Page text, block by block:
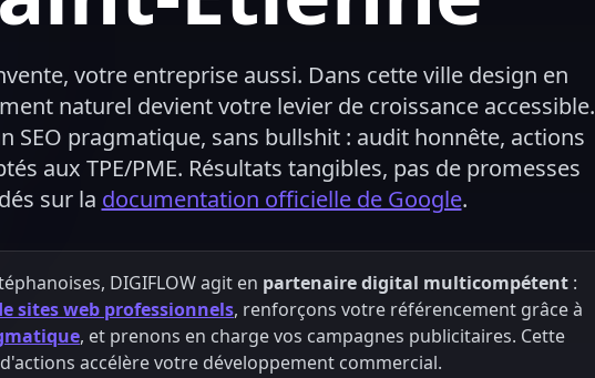
votre entreprise aussi. Dans cette ville design en
naturel devient votre levier de croissance accessible.
SEO pragmatique, sans bullshit : audit honnête, actions
aux TPE/PME. Résultats tangibles, pas de promesses
sur la documentation officielle de Google.
DIGIFLOW agit en partenaire digital multicompétent:
sites web professionnels, renforçons votre référencement grâce à
, et prenons en charge vos campagnes publicitaires. Cette
accélère votre développement commercial.